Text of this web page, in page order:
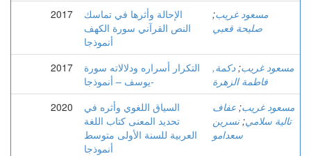
2017
الإحالة وأثرها في تماسك
النص القرآني سورة الكهف
أنموذجا
مسعود غريب;
صليحة قعبي
2017
التكرار أسراره ودلالاته سورة
يوسف – أنموذجا-
مسعود غريب; دكمة,
فاطمة الزهرة
2020
السياق اللغوي وأثره في
تحديد المعنى كتاب اللغة
العربية للسنة الأولى متوسط
أنموذجا
مسعود غريب; عفاف
تالية سلامي;نسرين
سعدامو